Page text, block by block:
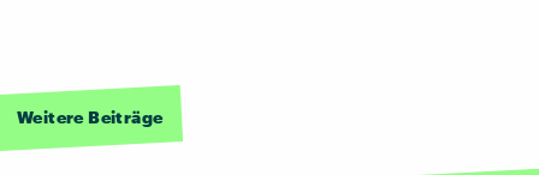
Weitere Beiträge